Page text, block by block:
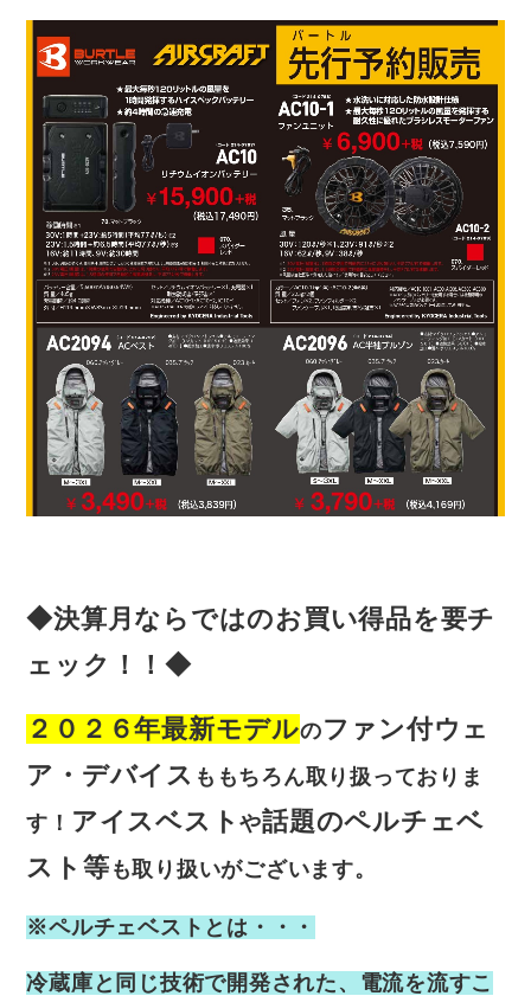
◆決算月ならではのお買い得品を要チ
ェック！！◆
２０２６年最新モデルのファン付ウェ
ア・デバイス ももちろん取り扱っておりま
す！ アイスベストや話題のペルチェベ
スト等 も取り扱いがございます。
※ペルチェベストとは・・・
冷蔵庫と同じ技術で開発された、電流を流すこ